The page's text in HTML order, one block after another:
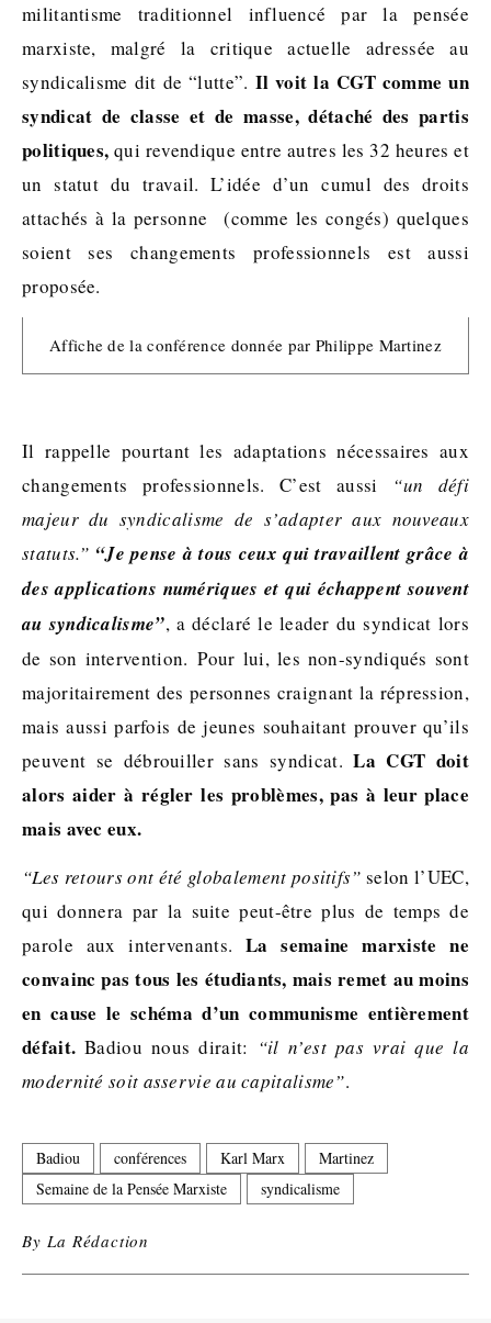
militantisme traditionnel influencé par la pensée
marxiste, malgré la critique actuelle adressée au
syndicalisme dit de “lutte”. Il voit la CGT comme un
syndicat de classe et de masse, détaché des partis
politiques, qui revendique entre autres les 32 heures et
un statut du travail. L’idée d’un cumul des droits
attachés à la personne (comme les congés) quelques
soient ses changements professionnels est aussi
proposée.
Affiche de la conférence donnée par Philippe Martinez
Il rappelle pourtant les adaptations nécessaires aux
changements professionnels. C’est aussi “un défi
majeur du syndicalisme de s’adapter aux nouveaux
statuts.” “Je pense à tous ceux qui travaillent grâce à
des applications numériques et qui échappent souvent
au syndicalisme”, a déclaré le leader du syndicat lors
de son intervention. Pour lui, les non-syndiqués sont
majoritairement des personnes craignant la répression,
mais aussi parfois de jeunes souhaitant prouver qu’ils
peuvent se débrouiller sans syndicat.La CGT doit
alors aider à régler les problèmes, pas à leur place
mais avec eux.
“Les retours ont été globalement positifs” selon l’UEC,
qui donnera par la suite peut-être plus de temps de
parole aux intervenants. La semaine marxiste ne
convainc pas tous les étudiants, mais remet au moins
en cause le schéma d’un communisme entièrement
défait. Badiou nous dirait: “il n’est pas vrai que la
modernité soit asservie au capitalisme”.
Badiou conférences Karl Marx
Martinez
Semaine de la Pensée Marxiste
syndicalisme
ByLa Rédaction